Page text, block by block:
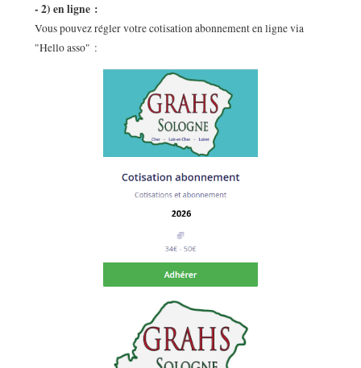
- 2) en ligne :
Vous pouvez régler votre cotisation abonnement en ligne via
"Hello asso" :